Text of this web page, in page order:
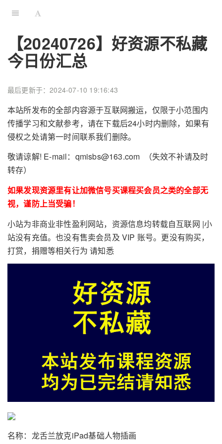
【20240726】好资源不私藏
今日份汇总
最后更新于：2024-07-10 19:16:43
本站所发布的全部内容源于互联网搬运，仅限于小范围内
传播学习和文献参考，请在下载后24小时内删除，如果有
侵权之处请第一时间联系我们删除。
敬请谅解! E-mail：qmisbs@163.com （失效不补请及时
转存）
如果发现资源里有让加微信号买课程买会员之类的全部无
视，谨防上当受骗！
小站为非商业非性盈利网站，资源信息均转载自互联网 |小
站没有充值。也没有售卖会员及 VIP 账号。更没有购买，
打赏，捐赠等相关行为 请知悉
名称：龙舌兰放克iPad基础人物插画